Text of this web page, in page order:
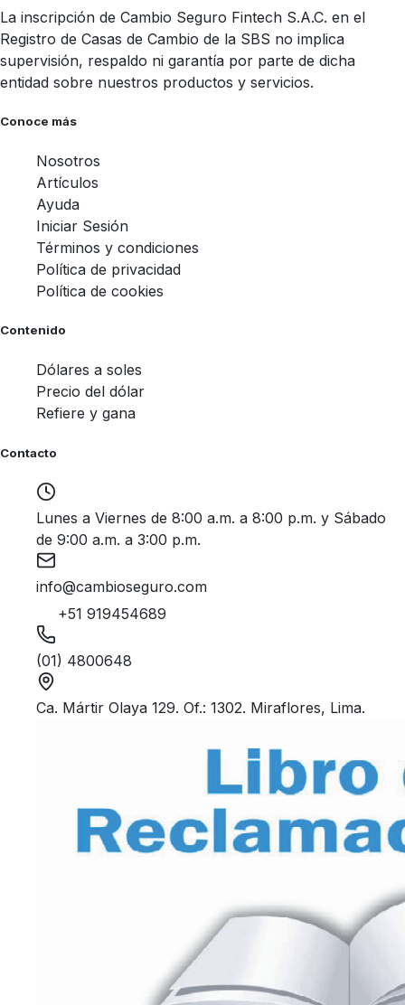
La inscripción de Cambio Seguro Fintech S.A.C. en el
Registro de Casas de Cambio de la SBS no implica
supervisión, respaldo ni garantía por parte de dicha
entidad sobre nuestros productos y servicios.
Conoce más
Nosotros
Artículos
Ayuda
Iniciar Sesión
Términos y condiciones
Política de privacidad
Política de cookies
Contenido
Dólares a soles
Precio del dólar
Refiere y gana
Contacto
Lunes a Viernes de 8:00 a.m. a 8:00 p.m. y Sábado
de 9:00 a.m. a 3:00 p.m.
info@cambioseguro.com
+51 919454689
(01) 4800648
Ca. Mártir Olaya 129. Of.: 1302. Miraflores, Lima.